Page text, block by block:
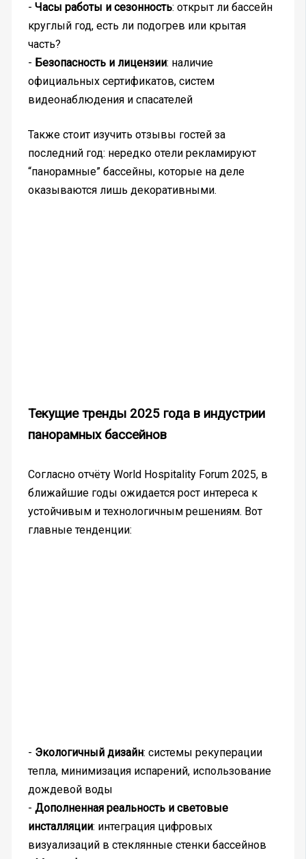
- Часы работы и сезонность: открыт ли бассейн
круглый год, есть ли подогрев или крытая
часть?
- Безопасность и лицензии: наличие
официальных сертификатов, систем
видеонаблюдения и спасателей
Также стоит изучить отзывы гостей за
последний год: нередко отели рекламируют
“панорамные” бассейны, которые на деле
оказываются лишь декоративными.
Текущие тренды 2025 года в индустрии
панорамных бассейнов
Согласно отчёту World Hospitality Forum 2025, в
ближайшие годы ожидается рост интереса к
устойчивым и технологичным решениям. Вот
главные тенденции:
- Экологичный дизайн: системы рекуперации
тепла, минимизация испарений, использование
дождевой воды
- Дополненная реальность и световые
инсталляции: интеграция цифровых
визуализаций в стеклянные стенки бассейнов